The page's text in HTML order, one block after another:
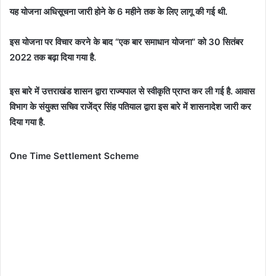
यह योजना अधिसूचना जारी होने के 6 महीने तक के लिए लागू की गई थी.
इस योजना पर विचार करने के बाद “एक बार समाधान योजना” को 30 सितंबर
2022 तक बढ़ा दिया गया है.
इस बारे में उत्तराखंड शासन द्वारा राज्यपाल से स्वीकृति प्राप्त कर ली गई है. आवास
विभाग के संयुक्त सचिव राजेंद्र सिंह पतियाल द्वारा इस बारे में शासनादेश जारी कर
दिया गया है.
One Time Settlement Scheme